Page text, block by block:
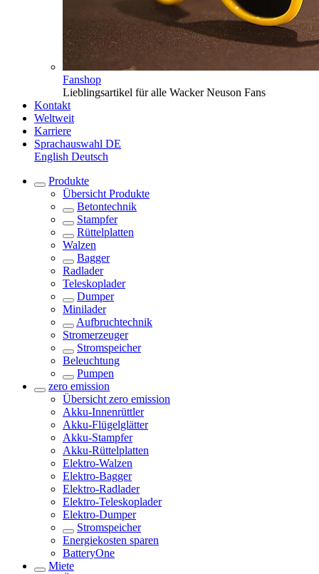
Fanshop
Lieblingsartikel für alle Wacker Neuson Fans
Kontakt
Weltweit
Karriere
Sprachauswahl DE
English Deutsch
Produkte
Übersicht Produkte
Betontechnik
Stampfer
Rüttelplatten
Walzen
Bagger
Radlader
Teleskoplader
Dumper
Minilader
Aufbruchtechnik
Stromerzeuger
Stromspeicher
Beleuchtung
Pumpen
zero emission
Übersicht zero emission
Akku-Innenrüttler
Akku-Flügelglätter
Akku-Stampfer
Akku-Rüttelplatten
Elektro-Walzen
Elektro-Bagger
Elektro-Radlader
Elektro-Teleskoplader
Elektro-Dumper
Stromspeicher
Energiekosten sparen
BatteryOne
Miete